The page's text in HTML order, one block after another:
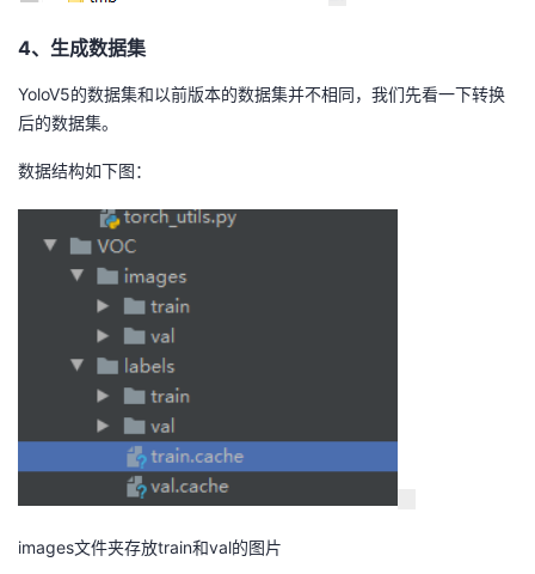
4、生成数据集
YoloV5的数据集和以前版本的数据集并不相同，我们先看一下转换
后的数据集。
数据结构如下图：
images文件夹存放train和val的图片